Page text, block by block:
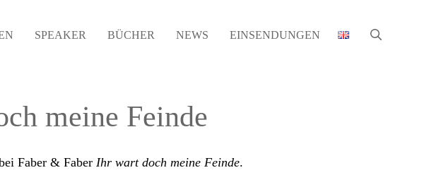
SPEAKER BÜCHER NEWS EINSENDUNGEN
meine Feinde
Faber & Faber Ihr wart doch meine Feinde.